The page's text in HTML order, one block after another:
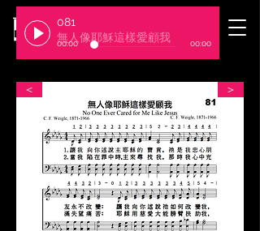
​臺北基督徒聚會處
081
無人像耶穌這樣愛顧我
00:00 00:00
＜ ＞